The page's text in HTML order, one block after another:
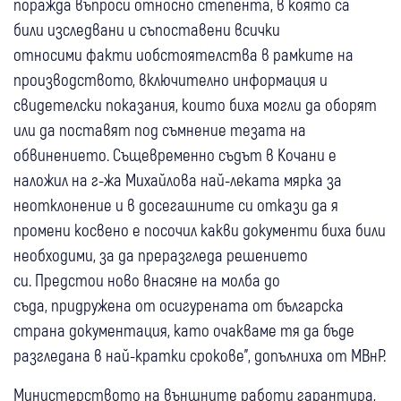
били изследвани и съпоставени всички
относими факти иобстоятелства в рамките на
производството, включително информация и
свидетелски показания, които биха могли да оборят
или да поставят под съмнение тезата на
обвинението. Същевременно съдът в Кочани е
наложил на г-жа Михайлова най-леката мярка за
неотклонение и в досегашните си откази да я
промени косвено е посочил какви документи биха били
необходими, за да преразгледа решението
си. Предстои ново внасяне на молба до
съда, придружена от осигурената от българска
страна документация, като очакваме тя да бъде
разгледана в най-кратки срокове", допълниха от МВнР.
Министерството на външните работи гарантира,